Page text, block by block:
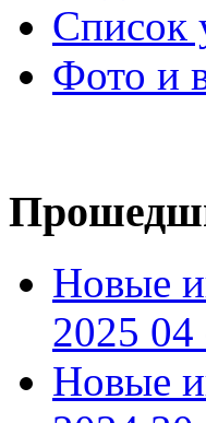
Список
Фото и
Новые
2025 04
Новые